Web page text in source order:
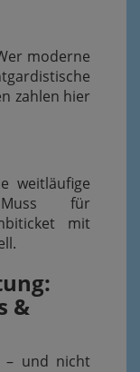
moderne
zahlen hier
weitläufige
für
mit
&
– und nicht